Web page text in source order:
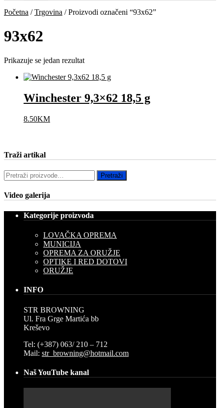
Početna /Trgovina / Proizvodi označeni “93x62”
93x62
Prikazuje se jedan rezultat
Winchester 9,3×62 18,5 g
8.50KM
Traži artikal
Pretraži: Pretraži
Video galerija
Kategorije proizvoda
LOVAČKA OPREMA
MUNICIJA
OPREMA ZA ORUŽJE
OPTIKE I RED DOTOVI
ORUŽJE
INFO
STR BROWNING
Ul. Fra Grge Martića bb
Kreševo
Tel: (+387) 063/ 210 – 712
Mail: str_browning@hotmail.com
Naš YouTube kanal